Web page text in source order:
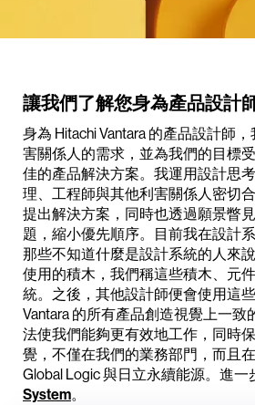
讓我們了解您身為產品設計
身為 Hitachi Vantara 的產品設計師
害關係人的需求，並為我們的目標
佳的產品解決方案。我運用設計思
理、工程師與其他利害關係人密切
提出解決方案，同時也透過願景瞥
題，縮小優先順序。目前我在設計
那些不知道什麼是設計系統的人來
使用的積木，我們稱這些積木、元
統。之後，其他設計師便會使用這
Vantara 的所有產品創造視覺上一致
法使我們能夠更有效地工作，同時
覺，不僅在我們的業務部門，而且
Global Logic 與日立永續能源。進一
System。